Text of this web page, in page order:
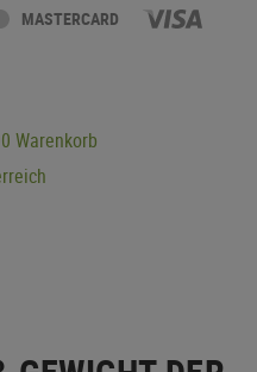
MASTERCARD
Warenkorb